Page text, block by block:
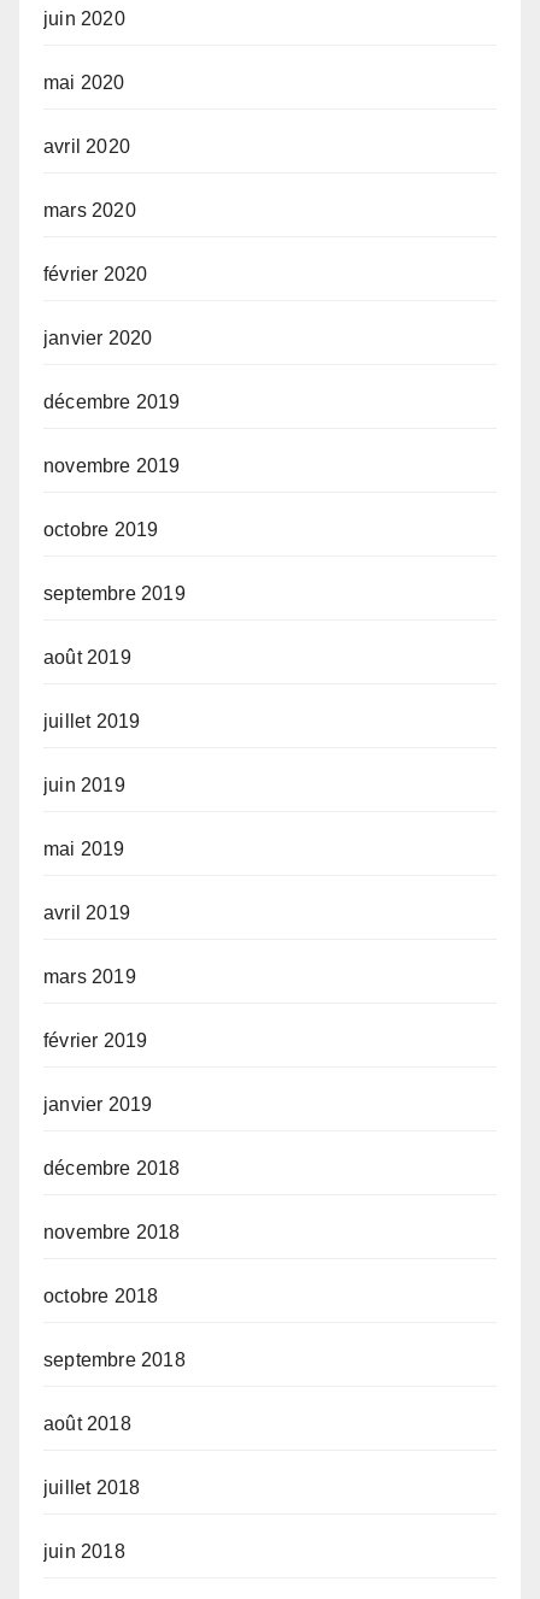
juin 2020
mai 2020
avril 2020
mars 2020
février 2020
janvier 2020
décembre 2019
novembre 2019
octobre 2019
septembre 2019
août 2019
juillet 2019
juin 2019
mai 2019
avril 2019
mars 2019
février 2019
janvier 2019
décembre 2018
novembre 2018
octobre 2018
septembre 2018
août 2018
juillet 2018
juin 2018